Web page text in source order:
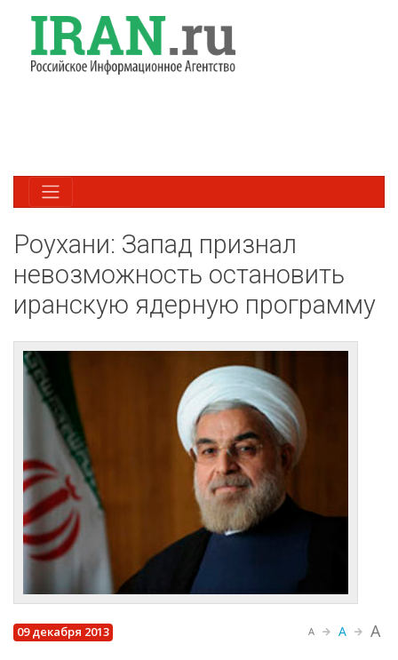
Роухани: Запад признал
невозможность остановить
иранскую ядерную программу
09 декабря 2013 A A A